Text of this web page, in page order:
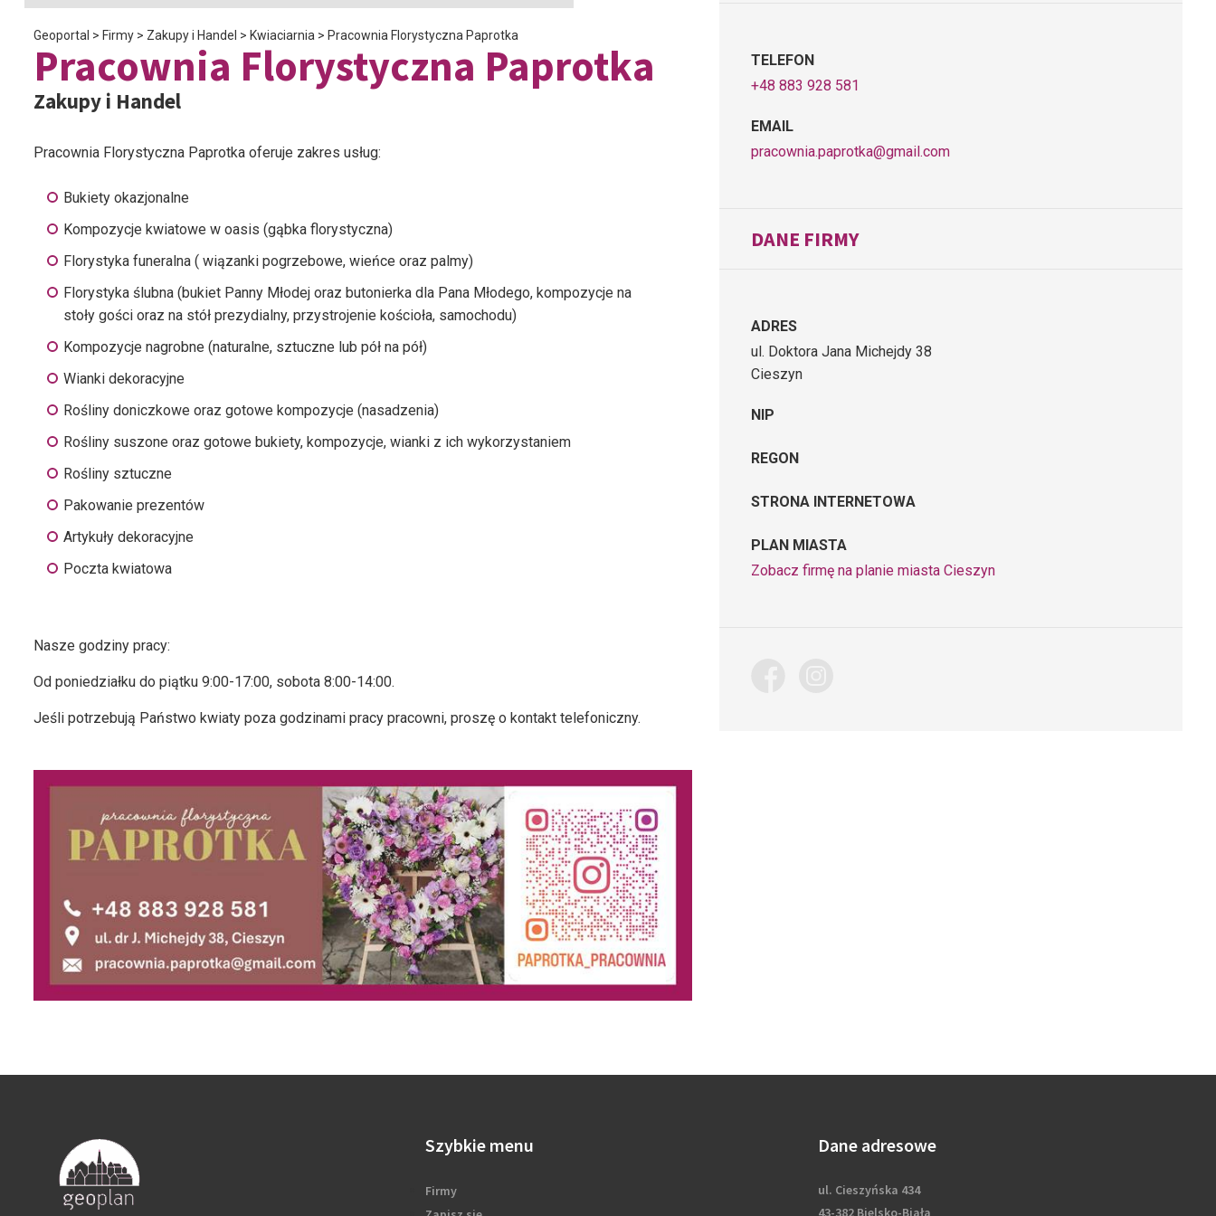
Geoportal > Firmy > Zakupy i Handel > Kwiaciarnia > Pracownia Florystyczna Paprotka
Pracownia Florystyczna Paprotka
Zakupy i Handel
Pracownia Florystyczna Paprotka oferuje zakres usług:
Bukiety okazjonalne
Kompozycje kwiatowe w oasis (gąbka florystyczna)
Florystyka funeralna ( wiązanki pogrzebowe, wieńce oraz palmy)
Florystyka ślubna (bukiet Panny Młodej oraz butonierka dla Pana Młodego, kompozycje na
stoły gości oraz na stół prezydialny, przystrojenie kościoła, samochodu)
Kompozycje nagrobne (naturalne, sztuczne lub pół na pół)
Wianki dekoracyjne
Rośliny doniczkowe oraz gotowe kompozycje (nasadzenia)
Rośliny suszone oraz gotowe bukiety, kompozycje, wianki z ich wykorzystaniem
Rośliny sztuczne
Pakowanie prezentów
Artykuły dekoracyjne
Poczta kwiatowa
Nasze godziny pracy:
Od poniedziałku do piątku 9:00-17:00, sobota 8:00-14:00.
Jeśli potrzebują Państwo kwiaty poza godzinami pracy pracowni, proszę o kontakt telefoniczny.
TELEFON
+48 883 928 581
EMAIL
pracownia.paprotka@gmail.com
DANE FIRMY
ADRES
ul. Doktora Jana Michejdy 38
Cieszyn
NIP
REGON
STRONA INTERNETOWA
PLAN MIASTA
Zobacz firmę na planie miasta Cieszyn
Szybkie menu
Firmy
Dane adresowe
ul. Cieszyńska 434
43-382 Bielsko-Biała